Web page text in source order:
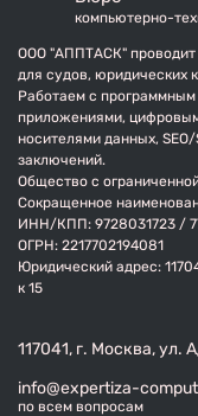
компьютерно-
ООО "АППТАСК" проводит
для судов, юридических
Работаем с
приложениями,
носителями данных,
заключений.
Общество с
Сокращенное
ИНН/КПП: 9728031723 /
ОГРН: 2217702194081
Юридический адрес:
к 15
117041, г. Москва, ул.
info@expertiza-
по всем вопросам